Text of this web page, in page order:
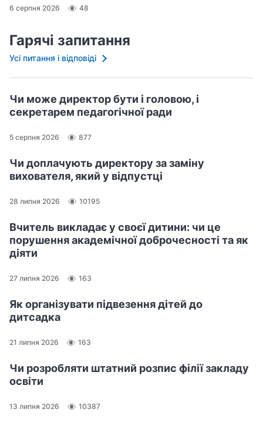
6 серпня 2026 48
Гарячі запитання
Усі питання і відповіді
Чи може директор бути і головою, і
секретарем педагогічної ради
5 серпня 2026 877
Чи доплачують директору за заміну
вихователя, який у відпустці
28 липня 2026 10195
Вчитель викладає у своєї дитини: чи це
порушення академічної доброчесності та як
діяти
27 липня 2026 163
Як організувати підвезення дітей до
дитсадка
21 липня 2026 163
Чи розробляти штатний розпис філії закладу
освіти
13 липня 2026 10387